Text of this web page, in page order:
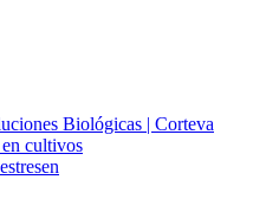
Biológicas | Corteva
cultivos